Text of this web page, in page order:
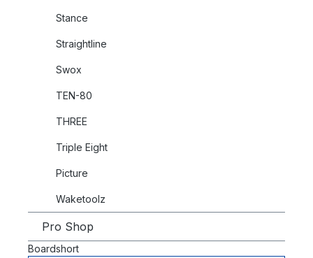
Stance
Straightline
Swox
TEN-80
THREE
Triple Eight
Picture
Waketoolz
Pro Shop
Boardshort